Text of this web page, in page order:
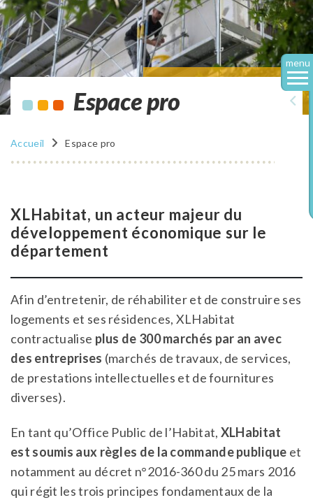
Espace pro
Accueil Espace pro
menu
XLHabitat, un acteur majeur du
développement économique sur le
département
Afin d’entretenir, de réhabiliter et de construire ses
logements et ses résidences, XLHabitat
contractualise plus de 300 marchés par an avec
des entreprises (marchés de travaux, de services,
de prestations intellectuelles et de fournitures
diverses).
En tant qu’Office Public de l’Habitat, XLHabitat
est soumis aux règles de la commande publique et
notamment au décret n°2016-360 du 25 mars 2016
qui régit les trois principes fondamentaux de la